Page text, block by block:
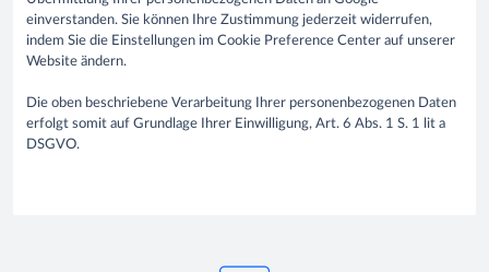
einverstanden. Sie können Ihre Zustimmung jederzeit widerrufen,
indem Sie die Einstellungen im Cookie Preference Center auf unserer
Website ändern.
Die oben beschriebene Verarbeitung Ihrer personenbezogenen Daten
erfolgt somit auf Grundlage Ihrer Einwilligung, Art. 6 Abs. 1 S. 1 lit a
DSGVO.